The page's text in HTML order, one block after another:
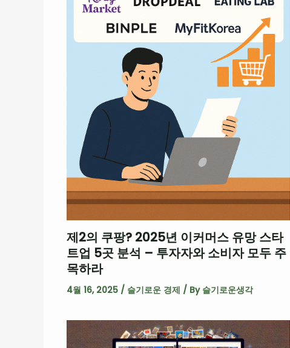
제2의 쿠팡? 2025년 이커머스 유망 스타
트업 5곳 분석 – 투자자와 소비자 모두 주
목하라
4월 16, 2025 / 슬기로운 경제 / By 슬기로운생각